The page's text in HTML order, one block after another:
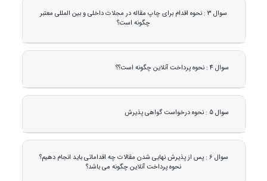
سوال 3 : نحوه اقدام برای چاپ مقاله در مجلات داخلی و بین المللی معتبر
چگونه است؟
سوال 4 : نحوه پرداخت آنلاین چگونه است؟؟
سوال 5 : نحوه درخواست گواهی پذیرش
سوال 6 : پس از پذیرش نهایی شدن مقالات چه اقداماتی باید انجام دهیم؟
نحوه پرداخت آنلاین چگونه می باشد؟